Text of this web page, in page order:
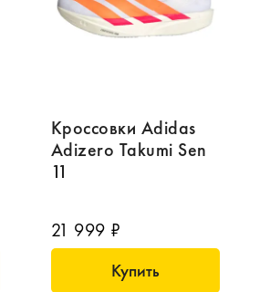
Кроссовки Adidas
Adizero Takumi Sen
11
21 999 ₽
Купить